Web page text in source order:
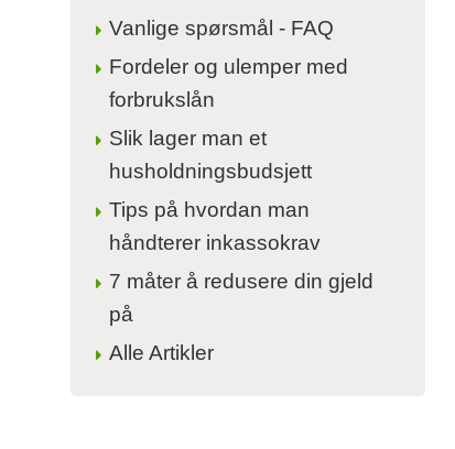
Vanlige spørsmål - FAQ
Fordeler og ulemper med
forbrukslån
Slik lager man et
husholdningsbudsjett
Tips på hvordan man
håndterer inkassokrav
7 måter å redusere din gjeld
på
Alle Artikler